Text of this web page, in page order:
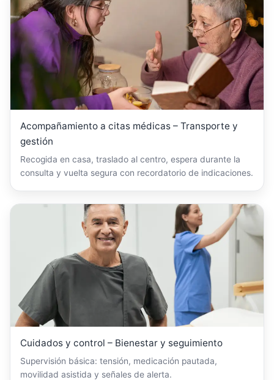
Acompañamiento a citas médicas – Transporte y
gestión
Recogida en casa, traslado al centro, espera durante la
consulta y vuelta segura con recordatorio de indicaciones.
Cuidados y control – Bienestar y seguimiento
Supervisión básica: tensión, medicación pautada,
movilidad asistida y señales de alerta.